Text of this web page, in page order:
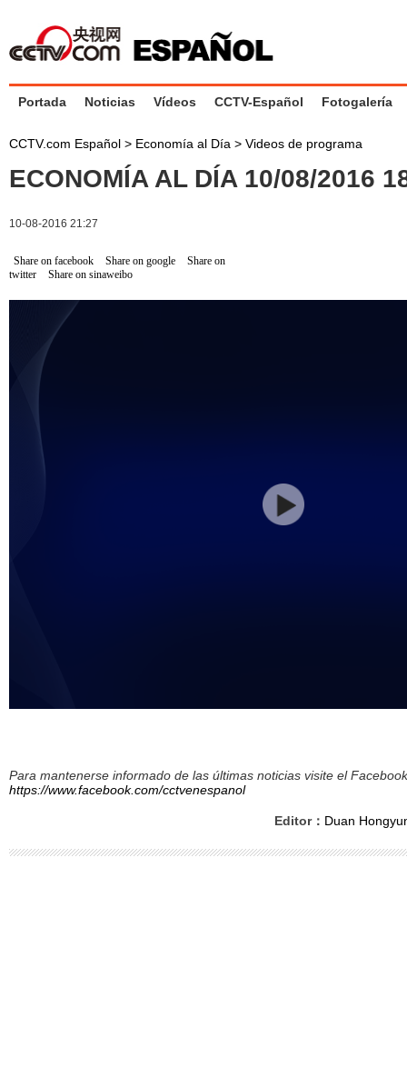
Portada Noticias Vídeos CCTV-Español Fotogalería
CCTV.com Español > Economía al Día > Videos de programa
ECONOMÍA AL DÍA 10/08/2016
10-08-2016 21:27
Share on facebook Share on google
Share on
twitter
Share on sinaweibo
Para mantenerse informado de las últimas noticias visite el
https://www.facebook.com/cctvenespanol
Editor： Duan